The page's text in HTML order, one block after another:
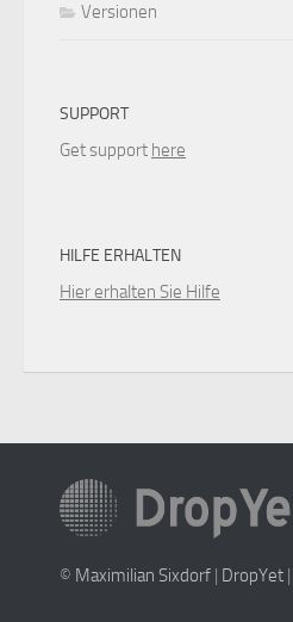
Versionen
SUPPORT
Get support here
HILFE ERHALTEN
Hier erhalten Sie Hilfe
© Maximilian Sixdorf | DropYet |